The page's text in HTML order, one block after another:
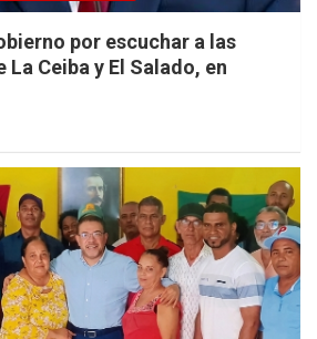
por escuchar a las
Ceiba y El Salado, en